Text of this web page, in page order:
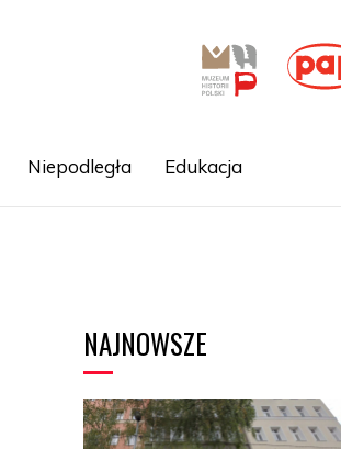
Niepodległa Edukacja
NAJNOWSZE